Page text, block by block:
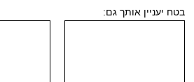
בטח יעניין אותך גם: